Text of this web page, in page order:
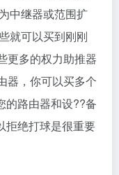
中继器或范围扩
就可以买到刚刚
更多的权力助推器
器，你可以买多个
的路由器和设??备
拒绝打球是很重要